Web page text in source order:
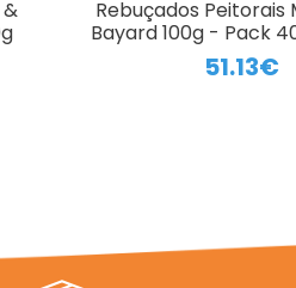
Rebuçados Peitorais
Bayard 100g - Pack
51.13€